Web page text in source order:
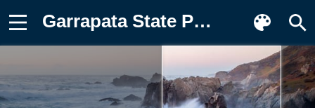
Garrapata State Park, Калифорния Обои на телефон